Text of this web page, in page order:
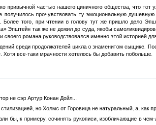
привычной частью нашего циничного общества, что
получилось прочувствовать ту эмоциональную
того, при чтении в голову тут же пришло дело
Эпштейн так же не дожил до суда, якобы
романа руководствовался именно этой историей
среди продолжателей цикла о знаменитом сыщике.
Хотя все-таки мрачности хотелось бы добавить побольше.
не сэр Артур Конан Дойл...
но Холмс от Горовица не натуральный, а, как
бы, к примеру, сочинять рукописи, изобличающие в